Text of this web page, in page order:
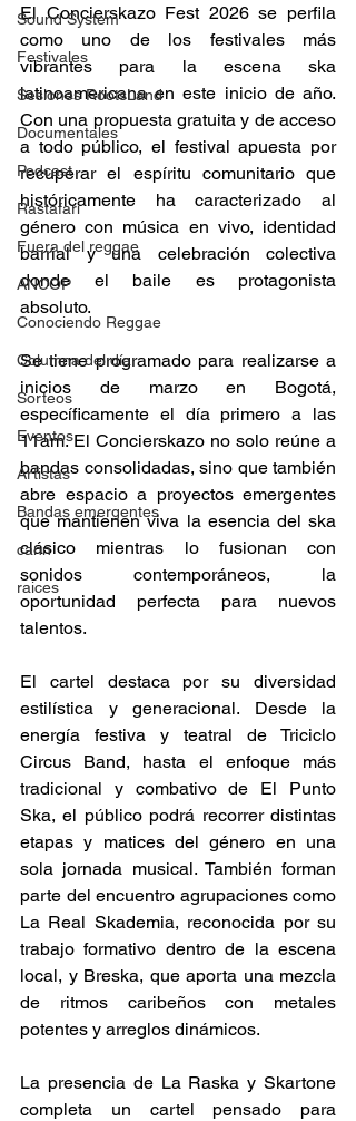
Sound System
Festivales
Sesiones RootsLand
Documentales
Podcast
Rastafari
Fuera del reggae
ANCOP
Conociendo Reggae
Columna del día
Sorteos
Eventos
Artistas
Bandas emergentes
cann
raices
El Concierskazo Fest 2026 se perfila
como uno de los festivales más
vibrantes para la escena ska
latinoamericana en este inicio de año.
Con una propuesta gratuita y de acceso
a todo público, el festival apuesta por
recuperar el espíritu comunitario que
históricamente ha caracterizado al
género con música en vivo, identidad
barrial y una celebración colectiva
donde el baile es protagonista
absoluto.
Se tiene programado para realizarse a
inicios de marzo en Bogotá,
específicamente el día primero a las
11am. El Concierskazo no solo reúne a
bandas consolidadas, sino que también
abre espacio a proyectos emergentes
que mantienen viva la esencia del ska
clásico mientras lo fusionan con
sonidos contemporáneos, la
oportunidad perfecta para nuevos
talentos.
El cartel destaca por su diversidad
estilística y generacional. Desde la
energía festiva y teatral de Triciclo
Circus Band, hasta el enfoque más
tradicional y combativo de El Punto
Ska, el público podrá recorrer distintas
etapas y matices del género en una
sola jornada musical. También forman
parte del encuentro agrupaciones como
La Real Skademia, reconocida por su
trabajo formativo dentro de la escena
local, y Breska, que aporta una mezcla
de ritmos caribeños con metales
potentes y arreglos dinámicos.
La presencia de La Raska y Skartone
completa un cartel pensado para